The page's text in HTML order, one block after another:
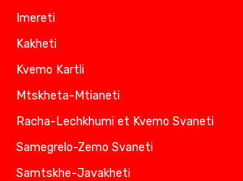
Imereti
Kakheti
Kvemo Kartli
Mtskheta-Mtianeti
Racha-Lechkhumi et Kvemo Svaneti
Samegrelo-Zemo Svaneti
Samtskhe-Javakheti